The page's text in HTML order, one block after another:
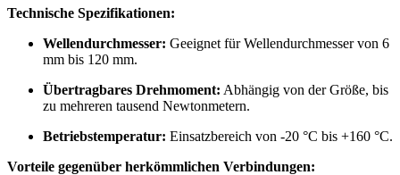
Technische Spezifikationen:
Wellendurchmesser: Geeignet für Wellendurchmesser von 6
mm bis 120 mm.
Übertragbares Drehmoment: Abhängig von der Größe, bis
zu mehreren tausend Newtonmetern.
Betriebstemperatur: Einsatzbereich von -20 °C bis +160 °C.
Vorteile gegenüber herkömmlichen Verbindungen: